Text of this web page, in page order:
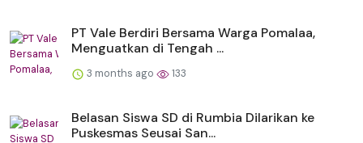
PT Vale Berdiri Bersama Warga Pomalaa,
Menguatkan di Tengah ...
3 months ago 133
Belasan Siswa SD di Rumbia Dilarikan ke
Puskesmas Seusai San...